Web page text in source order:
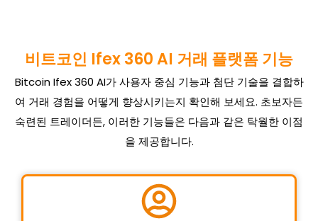
비트코인 Ifex 360 AI 거래 플랫폼 기능
Bitcoin Ifex 360 AI가 사용자 중심 기능과 첨단 기술을 결합하
여 거래 경험을 어떻게 향상시키는지 확인해 보세요. 초보자든
숙련된 트레이더든, 이러한 기능들은 다음과 같은 탁월한 이점
을 제공합니다.